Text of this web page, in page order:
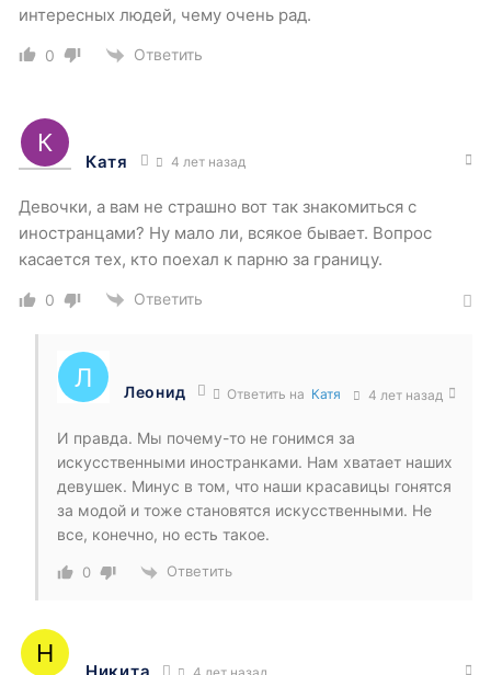
интересных людей, чему очень рад.
0 Ответить
Катя 4 лет назад
Девочки, а вам не страшно вот так знакомиться с
иностранцами? Ну мало ли, всякое бывает. Вопрос
касается тех, кто поехал к парню за границу.
0 Ответить
Леонид Ответить на Катя 4 лет назад
И правда. Мы почему-то не гонимся за
искусственными иностранками. Нам хватает наших
девушек. Минус в том, что наши красавицы гонятся
за модой и тоже становятся искусственными. Не
все, конечно, но есть такое.
0 Ответить